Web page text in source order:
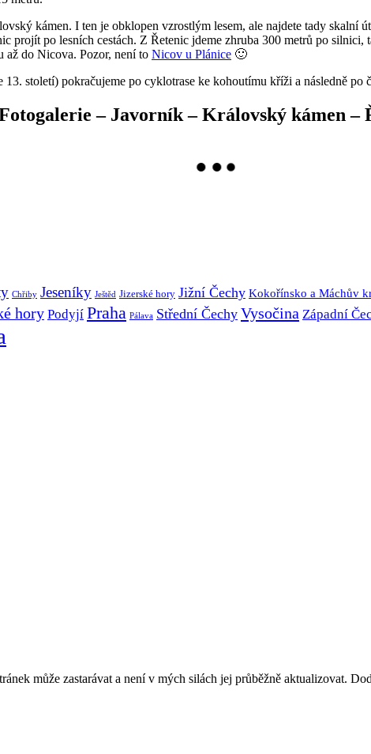
kámen. I ten je obklopen vzrostlým lesem, ale najdete tady
projít po lesních cestách. Z Řetenic jdeme zhruba 300 metrů po
až do Nicova. Pozor, není to Nicov u Plánice 🙂
století) pokračujeme po cyklotrase ke kohoutímu kříži a následně po
– Javorník – Královský kámen –
Chřiby Jeseníky Ještěd Jizerské hory Jižní Čechy Kokořínsko a Máchův
hory Podyjí Praha Pálava Střední Čechy Vysočina Západní
může zastarávat a není v mých silách jej průběžně aktualizovat.